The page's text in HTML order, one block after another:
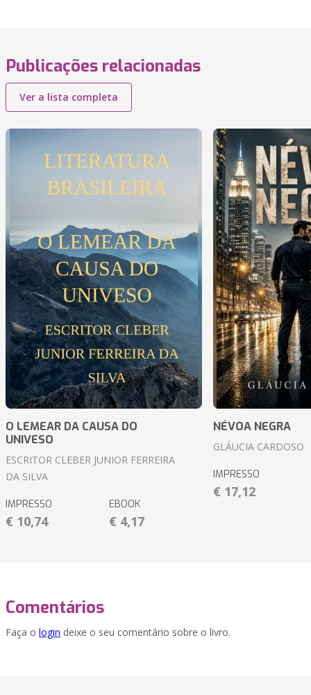
Publicações relacionadas
Ver a lista completa
O LEMEAR DA CAUSA DO
UNIVESO
ESCRITOR CLEBER JUNIOR FERREIRA
DA SILVA
IMPRESSO
€ 10,74
EBOOK
€ 4,17
NÉVOA NEGRA
GLÁUCIA CARDOSO
IMPRESSO
€ 17,12
Comentários
Faça o login deixe o seu comentário sobre o livro.